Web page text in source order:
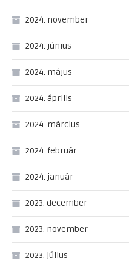
2024. november
2024. június
2024. május
2024. április
2024. március
2024. február
2024. január
2023. december
2023. november
2023. július